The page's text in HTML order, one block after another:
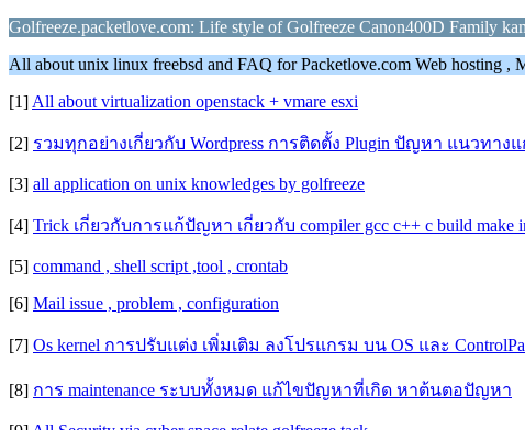
Golfreeze.packetlove.com: Life style of Golfreeze Canon400D Family
All about unix linux freebsd and FAQ for Packetlove.com Web hosting ,
[1] All about virtualization openstack + vmare esxi
[2] รวมทุกอย่างเกี่ยวกับ Wordpress การติดตั้ง Plugin ปัญหา แนวทาง
[3] all application on unix knowledges by golfreeze
[4] Trick เกี่ยวกับการแก้ปัญหา เกี่ยวกับ compiler gcc c++ c build make
[5] command , shell script ,tool , crontab
[6] Mail issue , problem , configuration
[7] Os kernel การปรับแต่ง เพิ่มเติม ลงโปรแกรม บน OS และ
[8] การ maintenance ระบบทั้งหมด แก้ไขปัญหาที่เกิด หาต้นตอปัญหา